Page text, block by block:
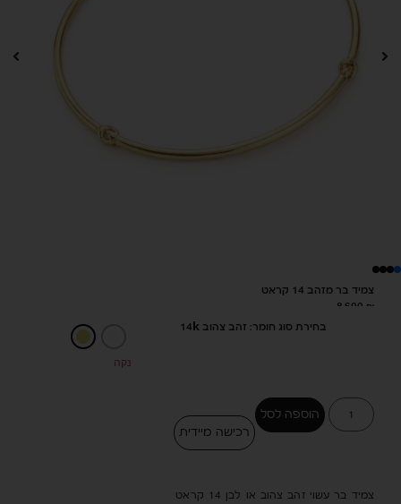
צמיד בר מזהב 14 קראט
8,600 ₪
בחירת סוג חומר: זהב צהוב 14k
נקה
הוספה לסל
רכישה מיידית
צמיד בר עשוי זהב צהוב או לבן 14 קראט